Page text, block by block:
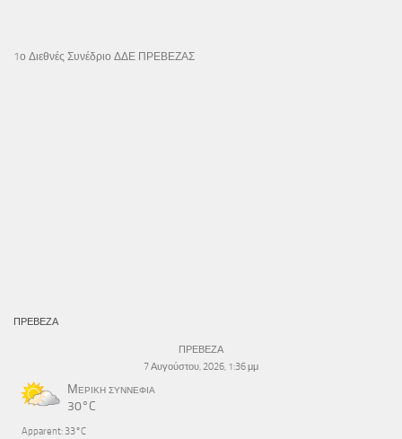
1ο Διεθνές Συνέδριο ΔΔΕ ΠΡΕΒΕΖΑΣ
ΠΡΕΒΕΖΑ
ΠΡΕΒΕΖΑ
7 Αυγούστου, 2026, 1:36 μμ
Μερική συννεφιά
30°C
Apparent: 33°C